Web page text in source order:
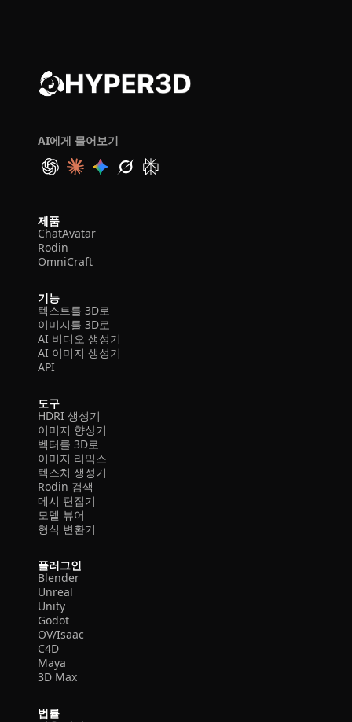
AI에게 물어보기
제품
ChatAvatar
Rodin
OmniCraft
기능
텍스트를 3D로
이미지를 3D로
AI 비디오 생성기
AI 이미지 생성기
API
도구
HDRI 생성기
이미지 향상기
벡터를 3D로
이미지 리믹스
텍스처 생성기
Rodin 검색
메시 편집기
모델 뷰어
형식 변환기
플러그인
Blender
Unreal
Unity
Godot
OV/Isaac
C4D
Maya
3D Max
법률